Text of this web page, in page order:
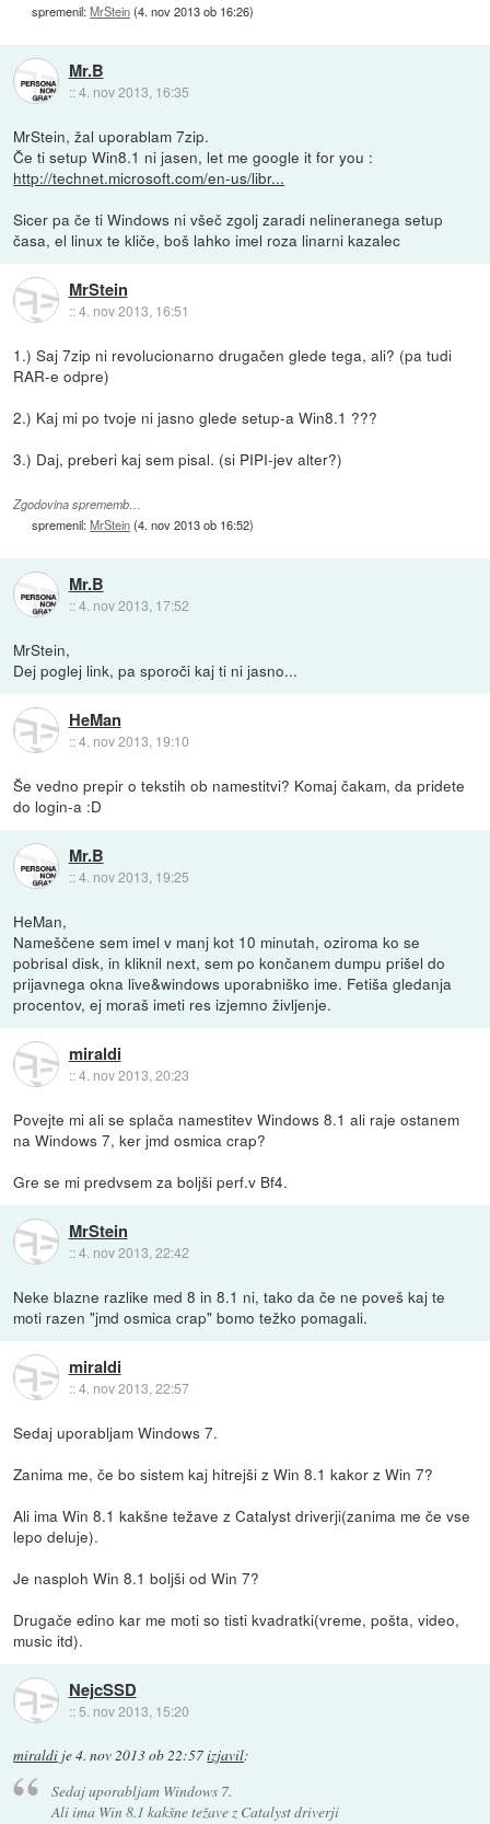
spremenil:MrStein(4. nov 2013 ob 16:26)
Mr.B
::4. nov 2013, 16:35
MrStein, žal uporablam 7zip.
Če ti setup Win8.1 ni jasen, let me google it for you :
http://technet.microsoft.com/en-us/libr...
Sicer pa če ti Windows ni všeč zgolj zaradi nelineranega setup
časa, el linux te kliče, boš lahko imel roza linarni kazalec
MrStein
::4. nov 2013, 16:51
1.) Saj 7zip ni revolucionarno drugačen glede tega, ali? (pa tudi
RAR-e odpre)
2.) Kaj mi po tvoje ni jasno glede setup-a Win8.1 ???
3.) Daj, preberi kaj sem pisal. (si PIPI-jev alter?)
Zgodovina sprememb…
spremenil:MrStein(4. nov 2013 ob 16:52)
Mr.B
::4. nov 2013, 17:52
MrStein,
Dej poglej link, pa sporoči kaj ti ni jasno...
HeMan
::4. nov 2013, 19:10
Še vedno prepir o tekstih ob namestitvi? Komaj čakam, da pridete
do login-a :D
Mr.B
::4. nov 2013, 19:25
HeMan,
Nameščene sem imel v manj kot 10 minutah, oziroma ko se
pobrisal disk, in kliknil next, sem po končanem dumpu prišel do
prijavnega okna live&windows uporabniško ime. Fetiša gledanja
procentov, ej moraš imeti res izjemno življenje.
miraldi
::4. nov 2013, 20:23
Povejte mi ali se splača namestitev Windows 8.1 ali raje ostanem
na Windows 7, ker jmd osmica crap?
Gre se mi predvsem za boljši perf.v Bf4.
MrStein
::4. nov 2013, 22:42
Neke blazne razlike med 8 in 8.1 ni, tako da če ne poveš kaj te
moti razen "jmd osmica crap" bomo težko pomagali.
miraldi
::4. nov 2013, 22:57
Sedaj uporabljam Windows 7.
Zanima me, če bo sistem kaj hitrejši z Win 8.1 kakor z Win 7?
Ali ima Win 8.1 kakšne težave z Catalyst driverji(zanima me če vse
lepo deluje).
Je nasploh Win 8.1 boljši od Win 7?
Drugače edino kar me moti so tisti kvadratki(vreme, pošta, video,
music itd).
NejcSSD
:: 5. nov 2013, 15:20
miraldi je4. nov 2013 ob 22:57izjavil:
Sedaj uporabljam Windows 7.
Ali ima Win 8.1 kakšne težave z Catalyst driverji